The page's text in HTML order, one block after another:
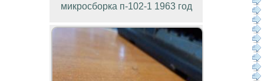
микросборка п-102-1 1963 год